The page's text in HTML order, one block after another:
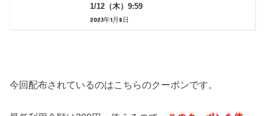
1/12（木）9:59
2023年1月8日
今回配布されているのはこちらのクーポンです。